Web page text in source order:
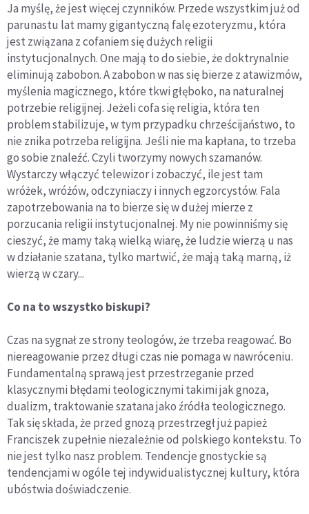
Ja myślę, że jest więcej czynników. Przede wszystkim już od
parunastu lat mamy gigantyczną falę ezoteryzmu, która
jest związana z cofaniem się dużych religii
instytucjonalnych. One mają to do siebie, że doktrynalnie
eliminują zabobon. A zabobon w nas się bierze z atawizmów,
myślenia magicznego, które tkwi głęboko, na naturalnej
potrzebie religijnej. Jeżeli cofa się religia, która ten
problem stabilizuje, w tym przypadku chrześcijaństwo, to
nie znika potrzeba religijna. Jeśli nie ma kapłana, to trzeba
go sobie znaleźć. Czyli tworzymy nowych szamanów.
Wystarczy włączyć telewizor i zobaczyć, ile jest tam
wróżek, wróżów, odczyniaczy i innych egzorcystów. Fala
zapotrzebowania na to bierze się w dużej mierze z
porzucania religii instytucjonalnej. My nie powinniśmy się
cieszyć, że mamy taką wielką wiarę, że ludzie wierzą u nas
w działanie szatana, tylko martwić, że mają taką marną, iż
wierzą w czary...
Co na to wszystko biskupi?
Czas na sygnał ze strony teologów, że trzeba reagować. Bo
niereagowanie przez długi czas nie pomaga w nawróceniu.
Fundamentalną sprawą jest przestrzeganie przed
klasycznymi błędami teologicznymi takimi jak gnoza,
dualizm, traktowanie szatana jako źródła teologicznego.
Tak się składa, że przed gnozą przestrzegł już papież
Franciszek zupełnie niezależnie od polskiego kontekstu. To
nie jest tylko nasz problem. Tendencje gnostyckie są
tendencjami w ogóle tej indywidualistycznej kultury, która
ubóstwia doświadczenie.